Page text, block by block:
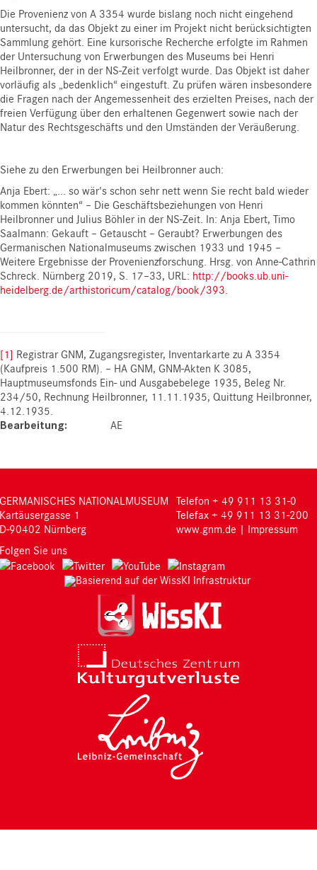
Die Provenienz von A 3354 wurde bislang noch nicht eingehend
untersucht, da das Objekt zu einer im Projekt nicht berücksichtigten
Sammlung gehört. Eine kursorische Recherche erfolgte im Rahmen
der Untersuchung von Erwerbungen des Museums bei Henri
Heilbronner, der in der NS-Zeit verfolgt wurde. Das Objekt ist daher
vorläufig als „bedenklich“ eingestuft. Zu prüfen wären insbesondere
die Fragen nach der Angemessenheit des erzielten Preises, nach der
freien Verfügung über den erhaltenen Gegenwert sowie nach der
Natur des Rechtsgeschäfts und den Umständen der Veräußerung.
Siehe zu den Erwerbungen bei Heilbronner auch:
Anja Ebert: „... so wär's schon sehr nett wenn Sie recht bald wieder
kommen könnten“ – Die Geschäftsbeziehungen von Henri
Heilbronner und Julius Böhler in der NS-Zeit. In: Anja Ebert, Timo
Saalmann: Gekauft – Getauscht – Geraubt? Erwerbungen des
Germanischen Nationalmuseums zwischen 1933 und 1945 –
Weitere Ergebnisse der Provenienzforschung. Hrsg. von Anne-Cathrin
Schreck. Nürnberg 2019, S. 17–33, URL: http://books.ub.uni-
heidelberg.de/arthistoricum/catalog/book/393.
[1] Registrar GNM, Zugangsregister, Inventarkarte zu A 3354
(Kaufpreis 1.500 RM). – HA GNM, GNM-Akten K 3085,
Hauptmuseumsfonds Ein- und Ausgabebelege 1935, Beleg Nr.
234/50, Rechnung Heilbronner, 11.11.1935, Quittung Heilbronner,
4.12.1935.
Bearbeitung AE
GERMANISCHES NATIONALMUSEUM
Kartäusergasse 1
D-90402 Nürnberg
Telefon + 49 911 13 31-0
Telefax + 49 911 13 31-200
www.gnm.de | Impressum
Folgen Sie uns
Basierend auf der WissKI Infrastruktur